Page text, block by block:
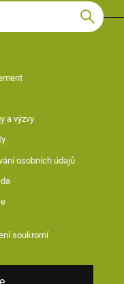
a výzvy
osobních údajů
soukromí